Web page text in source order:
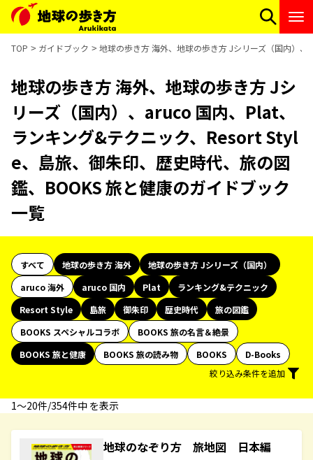
TOP ガイドブック 地球の歩き方 海外、地球の歩き方 Jシリーズ（国内）
地球の歩き方 海外、地球の歩き方 Jシ
リーズ（国内）、aruco 国内、Plat、
ランキング&テクニック、Resort Styl
e、島旅、御朱印、歴史時代、旅の図
鑑、BOOKS 旅と健康のガイドブック
一覧
すべて 地球の歩き方 海外
地球の歩き方 Jシリーズ（国内）
aruco 海外
aruco 国内 Plat
ランキング&テクニック
Resort Style
島旅 御朱印 歴史時代
旅の図鑑
BOOKS スペシャルコラボ
BOOKS 旅の名言＆絶景
BOOKS 旅と健康
BOOKS 旅の読み物 BOOKS
D-Books
絞り込み条件を追加
1〜20件/354件中 を表示
地球のなぞり方 旅地図 日本編